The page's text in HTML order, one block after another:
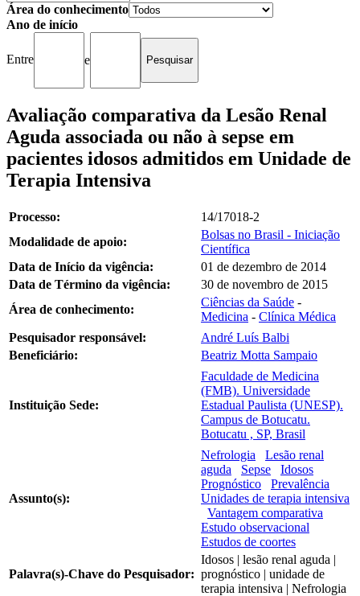
Área do conhecimento
Ano de início
Entre e
Avaliação comparativa da Lesão Renal
Aguda associada ou não à sepse em
pacientes idosos admitidos em Unidade de
Terapia Intensiva
Processo:
14/17018-2
Modalidade de apoio:
Bolsas no Brasil - Iniciação
Científica
Data de Início da vigência:
01 de dezembro de 2014
Data de Término da vigência:
30 de novembro de 2015
Área de conhecimento:
Ciências da Saúde -
Medicina - Clínica Médica
Pesquisador responsável:
André Luís Balbi
Beneficiário:
Beatriz Motta Sampaio
Instituição Sede:
Faculdade de Medicina
(FMB). Universidade
Estadual Paulista (UNESP).
Campus de Botucatu.
Botucatu , SP, Brasil
Assunto(s):
Nefrologia
Lesão renal
aguda
Sepse
Idosos
Prognóstico
Prevalência
Unidades de terapia intensiva
Vantagem comparativa
Estudo observacional
Estudos de coortes
Palavra(s)-Chave do Pesquisador:
Idosos | lesão renal aguda |
prognóstico | unidade de
terapia intensiva | Nefrologia